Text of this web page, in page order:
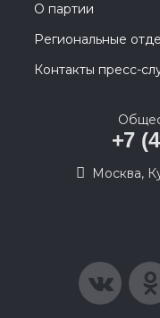
О партии
Региональные
Контакты пресс-
+7
Москва,